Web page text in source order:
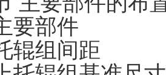
要部件
辊组间距